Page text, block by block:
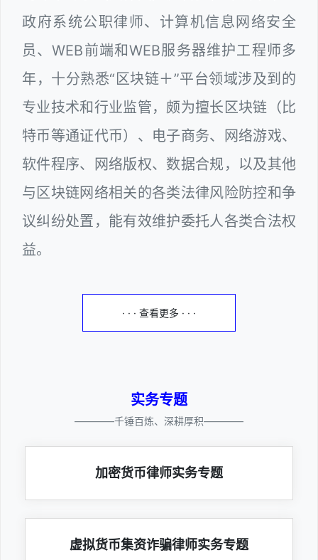
政府系统公职律师、计算机信息网络安全
员、WEB前端和WEB服务器维护工程师多
年，十分熟悉“区块链＋”平台领域涉及到的
专业技术和行业监管，颇为擅长区块链（比
特币等通证代币）、电子商务、网络游戏、
软件程序、网络版权、数据合规，以及其他
与区块链网络相关的各类法律风险防控和争
议纠纷处置，能有效维护委托人各类合法权
益。
· · · 查看更多 · · ·
实务专题
————千锤百炼、深耕厚积————
加密货币律师实务专题
虚拟货币集资诈骗律师实务专题